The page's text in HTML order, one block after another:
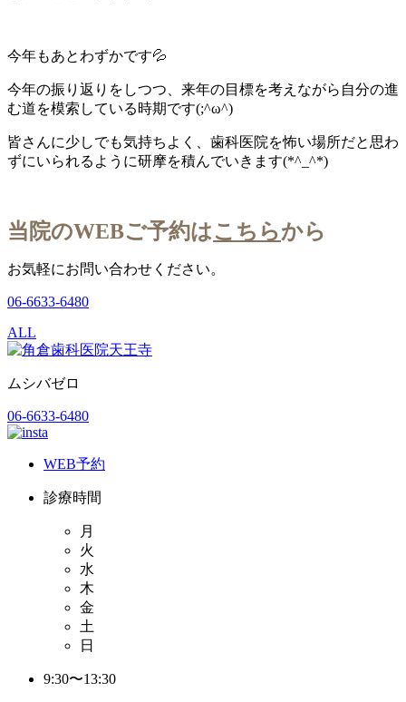
今年もあとわずかです💦
今年の振り返りをしつつ、来年の目標を考えながら自分の進
む道を模索している時期です(;^ω^)
皆さんに少しでも気持ちよく、歯科医院を怖い場所だと思わ
ずにいられるように研摩を積んでいきます(*^_^*)
当院のWEBご予約はこちらから
お気軽にお問い合わせください。
06-6633-6480
ALL
ムシバゼロ
06-6633-6480
WEB予約
診療時間
月
火
水
木
金
土
日
9:30〜13:30